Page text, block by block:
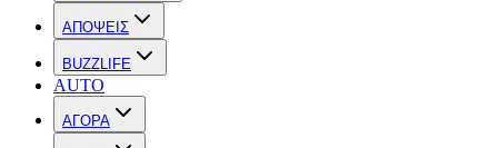
ΑΠΟΨΕΙΣ
BUZZLIFE
AUTO
ΑΓΟΡΑ